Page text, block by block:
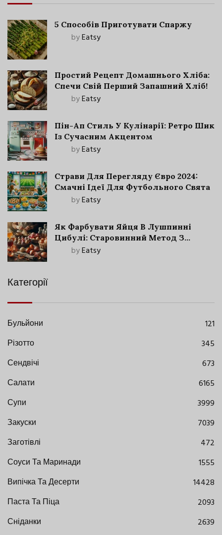
5 Способів Приготувати Спаржу
byEatsy
Простий Рецепт Домашнього Хліба:
Спечи Свій Перший Запашний Хліб!
byEatsy
Пін-Ап Стиль У Кулінарії: Ретро Шик
Із Сучасним Акцентом
byEatsy
Страви Для Перегляду Євро 2024:
Смачні Ідеї Для Футбольного Свята
byEatsy
Як Фарбувати Яйця В Лушпинні
Цибулі: Старовинний Метод З
Сучасними Нюансами
byEatsy
Категорії
Бульйони
121
Різотто
345
Сендвічі
673
Салати
6165
Супи
3999
Закуски
7039
Заготівлі
472
Соуси Та Маринади
1555
Випічка Та Десерти
14428
Паста Та Піца
2093
Сніданки
2639